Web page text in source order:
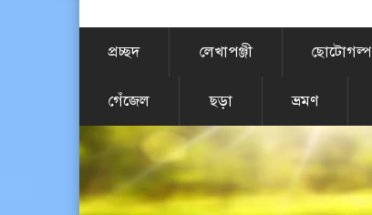
প্রচ্ছদ লেখাপঞ্জী ছোটোগল্প
গেঁজেল ছড়া ভ্রমণ